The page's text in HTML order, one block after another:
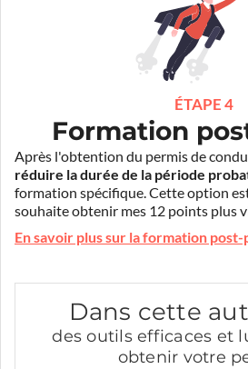
ÉTAPE 4
Formation
Après l'obtention du permis de
réduire la durée de la période
formation spécifique. Cette option
souhaite obtenir mes 12 points plus
En savoir plus sur la formation
Dans cette
des outils efficaces et
obtenir votre